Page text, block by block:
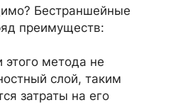
Бестраншейные
преимуществ:
этого метода не
слой, таким
затраты на его